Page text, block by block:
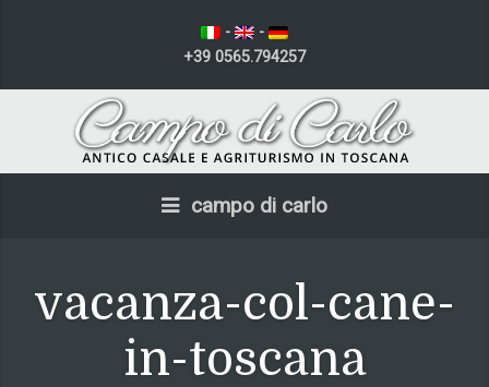
-
-
+39 0565.794257
campo di carlo
vacanza-col-cane-
in-toscana